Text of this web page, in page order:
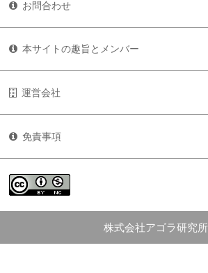
お問合わせ
本サイトの趣旨とメンバー
運営会社
免責事項
株式会社アゴラ研究所